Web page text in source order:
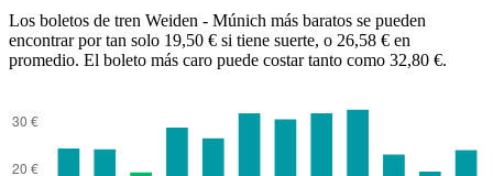
Los boletos de tren Weiden - Múnich más baratos se pueden
encontrar por tan solo 19,50 € si tiene suerte, o 26,58 € en
promedio. El boleto más caro puede costar tanto como 32,80 €.